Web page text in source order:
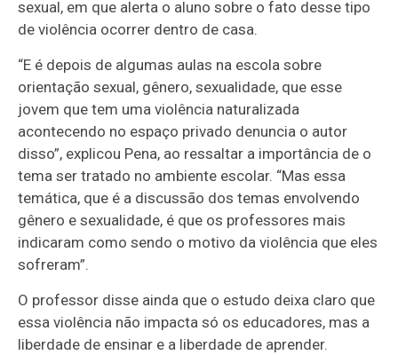
sexual, em que alerta o aluno sobre o fato desse tipo
de violência ocorrer dentro de casa.
“E é depois de algumas aulas na escola sobre
orientação sexual, gênero, sexualidade, que esse
jovem que tem uma violência naturalizada
acontecendo no espaço privado denuncia o autor
disso”, explicou Pena, ao ressaltar a importância de o
tema ser tratado no ambiente escolar. “Mas essa
temática, que é a discussão dos temas envolvendo
gênero e sexualidade, é que os professores mais
indicaram como sendo o motivo da violência que eles
sofreram”.
O professor disse ainda que o estudo deixa claro que
essa violência não impacta só os educadores, mas a
liberdade de ensinar e a liberdade de aprender.